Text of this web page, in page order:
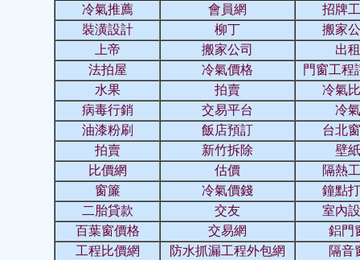
冷氣推薦
會員網
招牌
裝潢設計
柳丁
搬家
上帝
搬家公司
出租
法拍屋
冷氣價格
門窗工程
水果
拍賣
冷氣
病毒行銷
交易平台
冷氣
油漆粉刷
飯店預訂
台北
拍賣
新竹拆除
壁紙
比價網
估價
隔熱
窗簾
冷氣價錢
鐘點
二胎貸款
交友
室內
百葉窗價格
交易網
鋁門
工程比價網
防水抓漏工程外包網
隔音